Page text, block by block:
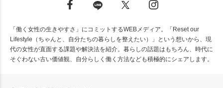
「働く女性の生きやすさ」にコミットするWEBメディア。「Reset our
Lifestyle（ちゃんと、自分たちの暮らしを整えたい）」という想いから、現
代の女性が直面する課題や解決法を紹介。暮らしの話題はもちろん、時代に
そぐわない古い価値観、自分らしく働く方法なども積極的にシェアします。